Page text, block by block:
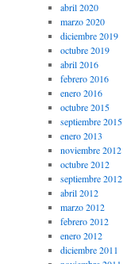
abril 2020
marzo 2020
diciembre 2019
octubre 2019
abril 2016
febrero 2016
enero 2016
octubre 2015
septiembre 2015
enero 2013
noviembre 2012
octubre 2012
septiembre 2012
abril 2012
marzo 2012
febrero 2012
enero 2012
diciembre 2011